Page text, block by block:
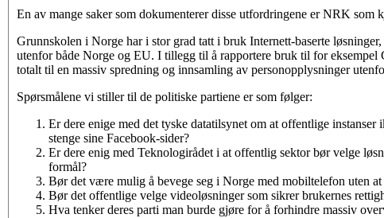
En av mange saker som dokumenterer disse utfordringene er NRK som
Grunnskolen i Norge har i stor grad tatt i bruk Internett-baserte
utenfor både Norge og EU. I tillegg til å rapportere bruk til for
totalt til en massiv spredning og innsamling av personopplysninger
Spørsmålene vi stiller til de politiske partiene er som følger:
Er dere enige med det tyske datatilsynet om at offentlige
stenge sine Facebook-sider?
Er dere enig med Teknologirådet i at offentlig sektor bør velge
formål?
Bør det være mulig å bevege seg i Norge med mobiltelefon uten
Bør det offentlige velge videoløsninger som sikrer brukernes
Hva tenker deres parti man burde gjøre for å forhindre massiv